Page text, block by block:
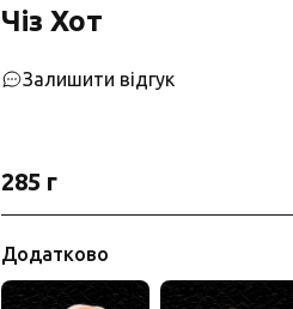
Чіз Хот
Залишити відгук
285 г
Додатково